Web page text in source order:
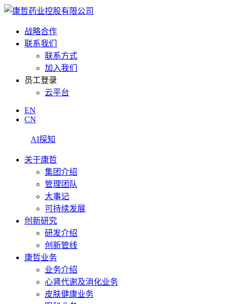
战略合作
联系我们
联系方式
加入我们
员工登录
云平台
EN
CN
AI探知
关于康哲
集团介绍
管理团队
大事记
可持续发展
创新研究
研发介绍
创新管线
康哲业务
业务介绍
心肾代谢及消化业务
皮肤健康业务